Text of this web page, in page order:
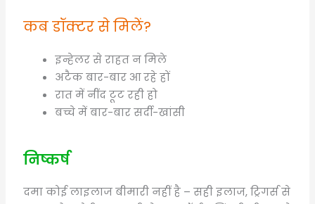
कब डॉक्टर से मिलें?
इन्हेलर से राहत न मिले
अटैक बार-बार आ रहे हों
रात में नींद टूट रही हो
बच्चे में बार-बार सर्दी-खांसी
निष्कर्ष
दमा कोई लाइलाज बीमारी नहीं है – सही इलाज, ट्रिगर्स से